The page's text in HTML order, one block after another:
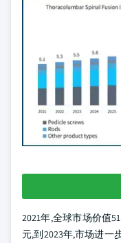
2021年,全球市场价值
元,到2023年,市场进一